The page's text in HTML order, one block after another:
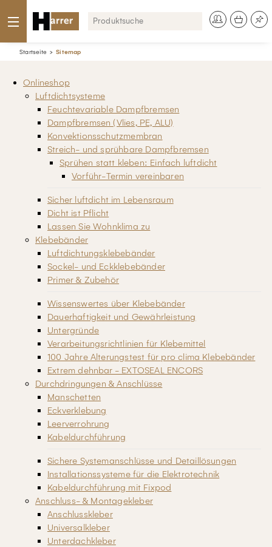
Startseite Sitemap
Onlineshop
Luftdichtsysteme
Feuchtevariable Dampfbremsen
Dampfbremsen (Vlies, PE, ALU)
Konvektionsschutzmembran
Streich- und sprühbare Dampfbremsen
Sprühen statt kleben: Einfach luftdicht
Vorführ-Termin vereinbaren
Sicher luftdicht im Lebensraum
Dicht ist Pflicht
Lassen Sie Wohnklima zu
Klebebänder
Luftdichtungsklebebänder
Sockel- und Eckklebebänder
Primer & Zubehör
Wissenswertes über Klebebänder
Dauerhaftigkeit und Gewährleistung
Untergründe
Verarbeitungsrichtlinien für Klebemittel
100 Jahre Alterungstest für pro clima Klebebänder
Extrem dehnbar - EXTOSEAL ENCORS
Durchdringungen & Anschlüsse
Manschetten
Eckverklebung
Leerverrohrung
Kabeldurchführung
Sichere Systemanschlüsse und Detaillösungen
Installationssysteme für die Elektrotechnik
Kabeldurchführung mit Fixpod
Anschluss- & Montagekleber
Anschlusskleber
Universalkleber
Unterdachkleber